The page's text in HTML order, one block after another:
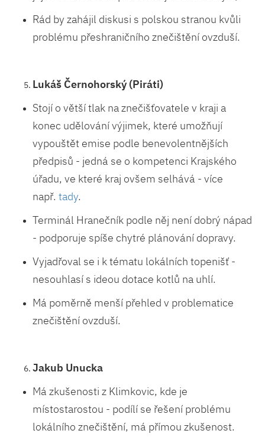
Rád by zahájil diskusi s polskou stranou kvůli
problému přeshraničního znečištění ovzduší.
Lukáš Černohorský (Piráti)
Stojí o větší tlak na znečišťovatele v kraji a
konec udělování výjimek, které umožňují
vypouštět emise podle benevolentnějších
předpisů - jedná se o kompetenci Krajského
úřadu, ve které kraj ovšem selhává - více
např. tady.
Terminál Hranečník podle něj není dobrý nápad
- podporuje spíše chytré plánování dopravy.
Vyjadřoval se i k tématu lokálních topenišť -
nesouhlasí s ideou dotace kotlů na uhlí.
Má poměrně menší přehled v problematice
znečištění ovzduší.
Jakub Unucka
Má zkušenosti z Klimkovic, kde je
místostarostou - podílí se řešení problému
lokálního znečištění, má přímou zkušenost.